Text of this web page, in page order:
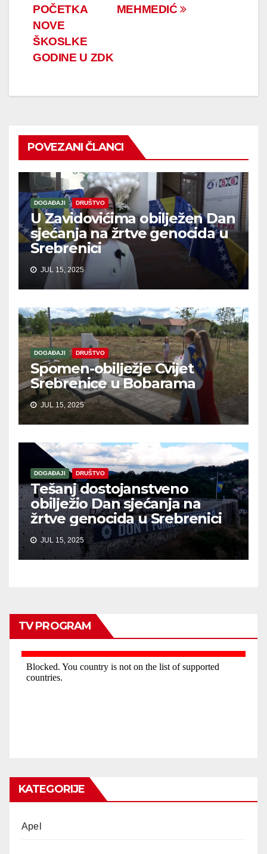
MEHMEDIĆ
POČETKA
NOVE
ŠKOSLKE
GODINE U ZDK
POVEZANI ČLANCI
DOGAĐAJI DRUŠTVO
U Zavidovićima obilježen Dan
sjećanja na žrtve genocida u
Srebrenici
JUL 15, 2025
DOGAĐAJI DRUŠTVO
Spomen-obilježje Cvijet
Srebrenice u Bobarama
JUL 15, 2025
DOGAĐAJI DRUŠTVO
Tešanj dostojanstveno
obilježio Dan sjećanja na
žrtve genocida u Srebrenici
JUL 15, 2025
TV PROGRAM
KATEGORIJE
Apel